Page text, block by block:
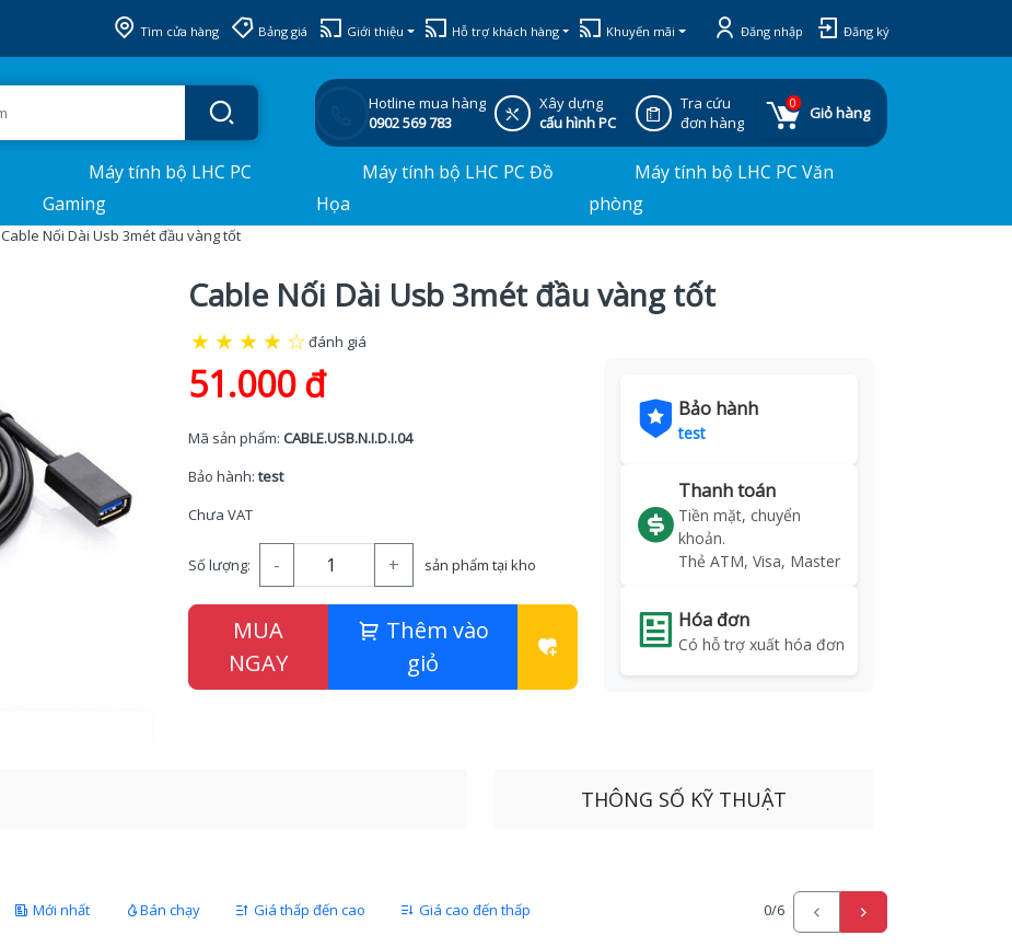
Tìm cửa hàng Bảng giá Giới thiệu Hỗ trợ khách hàng Khuyến mãi Đăng nhập Đăng ký
Hotline mua hàng
0902 569 783
Xây dựng
cấu hình PC
Tra cứu
đơn hàng
0
Giỏ hàng
Máy tính bộ LHC PC
Gaming
Máy tính bộ LHC PC Đồ
Họa
Máy tính bộ LHC PC Văn
phòng
Cable Nối Dài Usb 3mét đầu vàng tốt
Cable Nối Dài Usb 3mét đầu vàng tốt
★ ★ ★ ★ ☆đánh giá
51.000 đ
Mã sản phẩm: CABLE.USB.N.I.D.I.04
Bảo hành: test
Chưa VAT
Số lượng: - + sản phẩm tại kho
MUA
NGAY
Thêm vào
giỏ
Bảo hành
test
Thanh toán
Tiền mặt, chuyển
khoản.
Thẻ ATM, Visa, Master
Hóa đơn
Có hỗ trợ xuất hóa đơn
THÔNG SỐ KỸ THUẬT
Mới nhất Bán chạy Giá thấp đến cao Giá cao đến thấp 0/6